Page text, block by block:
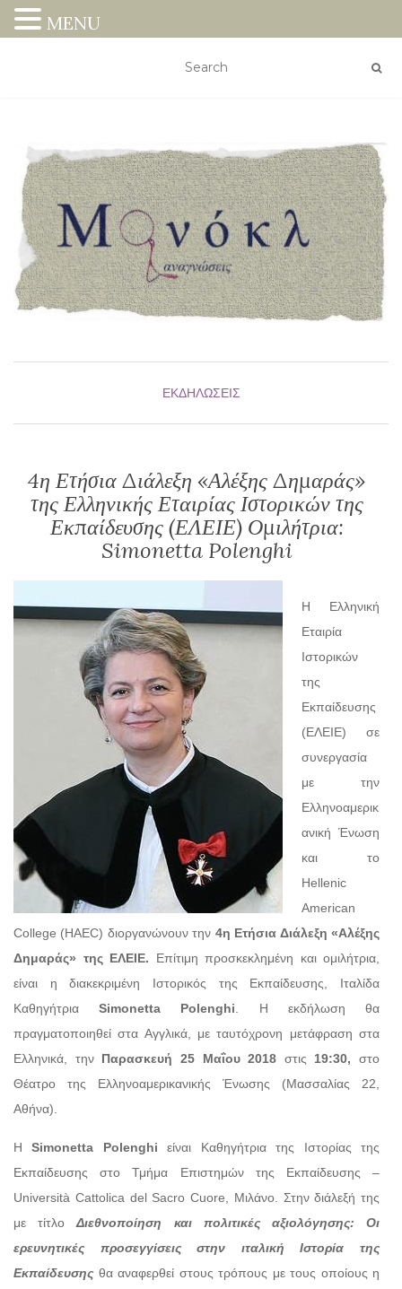
ΕΚΔΗΛΏΣΕΙΣ
4η Ετήσια Διάλεξη «Αλέξης Δημαράς»
της Ελληνικής Εταιρίας Ιστορικών της
Εκπαίδευσης (ΕΛΕΙΕ) Ομιλήτρια:
Simonetta Polenghi
Η Ελληνική
Εταιρία
Ιστορικών
της
Εκπαίδευσης
(ΕΛΕΙΕ) σε
συνεργασία
με την
Ελληνοαμερικ
ανική Ένωση
και το
Hellenic
American
College (HAEC) διοργανώνουν την 4η Ετήσια Διάλεξη «Αλέξης
Δημαράς» της ΕΛΕΙΕ. Επίτιμη προσκεκλημένη και ομιλήτρια,
είναι η διακεκριμένη Ιστορικός της Εκπαίδευσης, Ιταλίδα
ΚαθηγήτριαSimonetta Polenghi . Η εκδήλωση θα
πραγματοποιηθεί στα Αγγλικά, με ταυτόχρονη μετάφραση στα
Ελληνικά, την Παρασκευή 25 Μαΐου 2018 στις 19:30, στο
Θέατρο της Ελληνοαμερικανικής Ένωσης (Μασσαλίας 22,
Αθήνα).
ΗSimonetta Polenghi είναι Καθηγήτρια της Ιστορίας της
Εκπαίδευσης στο Τμήμα Επιστημών της Εκπαίδευσης –
Università Cattolica del Sacro Cuore, Μιλάνο. Στην διάλεξή της
με τίτλοΔιεθνοποίηση και πολιτικές αξιολόγησης: Οι
ερευνητικές προσεγγίσεις στην ιταλική Ιστορία της
Εκπαίδευσης θα αναφερθεί στους τρόπους με τους οποίους η
MENU